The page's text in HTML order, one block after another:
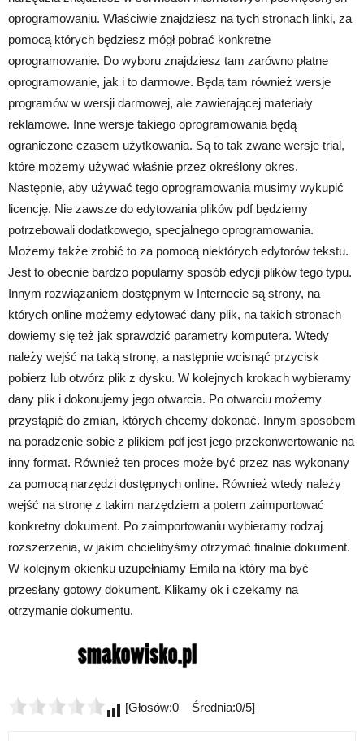
oprogramowaniu. Właściwie znajdziesz na tych stronach linki, za
pomocą których będziesz mógł pobrać konkretne
oprogramowanie. Do wyboru znajdziesz tam zarówno płatne
oprogramowanie, jak i to darmowe. Będą tam również wersje
programów w wersji darmowej, ale zawierającej materiały
reklamowe. Inne wersje takiego oprogramowania będą
ograniczone czasem użytkowania. Są to tak zwane wersje trial,
które możemy używać właśnie przez określony okres.
Następnie, aby używać tego oprogramowania musimy wykupić
licencję. Nie zawsze do edytowania plików pdf będziemy
potrzebowali dodatkowego, specjalnego oprogramowania.
Możemy także zrobić to za pomocą niektórych edytorów tekstu.
Jest to obecnie bardzo popularny sposób edycji plików tego typu.
Innym rozwiązaniem dostępnym w Internecie są strony, na
których online możemy edytować dany plik, na takich stronach
dowiemy się też jak sprawdzić parametry komputera. Wtedy
należy wejść na taką stronę, a następnie wcisnąć przycisk
pobierz lub otwórz plik z dysku. W kolejnych krokach wybieramy
dany plik i dokonujemy jego otwarcia. Po otwarciu możemy
przystąpić do zmian, których chcemy dokonać. Innym sposobem
na poradzenie sobie z plikiem pdf jest jego przekonwertowanie na
inny format. Również ten proces może być przez nas wykonany
za pomocą narzędzi dostępnych online. Również wtedy należy
wejść na stronę z takim narzędziem a potem zaimportować
konkretny dokument. Po zaimportowaniu wybieramy rodzaj
rozszerzenia, w jakim chcielibyśmy otrzymać finalnie dokument.
W kolejnym okienku uzupełniamy Emila na który ma być
przesłany gotowy dokument. Klikamy ok i czekamy na
otrzymanie dokumentu.
[Głosów:0 Średnia:0/5]